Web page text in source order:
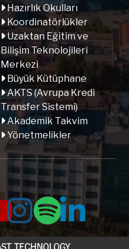
Hazırlık Okulları
Koordinatörlükler
Uzaktan Eğitim ve
Bilişim Teknolojileri
Merkezi
Büyük Kütüphane
AKTS (Avrupa Kredi
Transfer Sistemi)
Akademik Takvim
Yönetmelikler